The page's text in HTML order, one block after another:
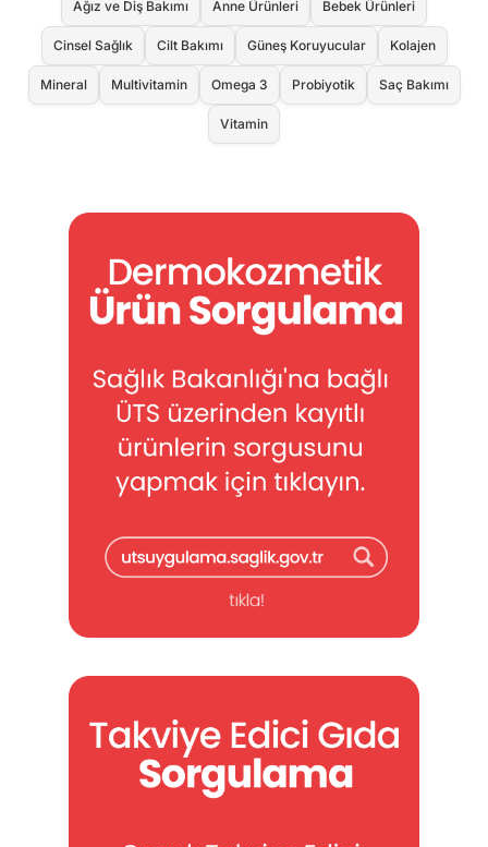
Ağız ve Diş Bakımı Anne Ürünleri Bebek Ürünleri
Cinsel Sağlık Cilt Bakımı Güneş Koruyucular Kolajen
Mineral Multivitamin Omega 3 Probiyotik Saç Bakımı
Vitamin